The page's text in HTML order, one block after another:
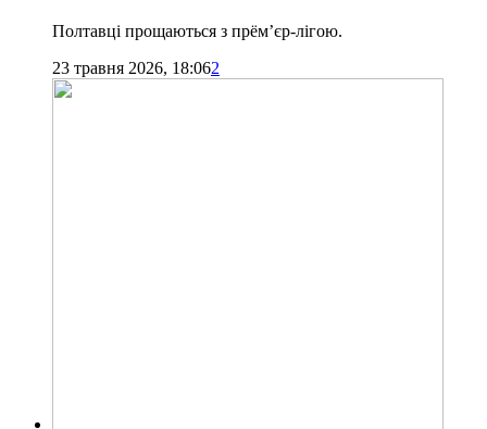
Полтавці прощаються з прём’єр-лігою.
23 травня 2026, 18:062